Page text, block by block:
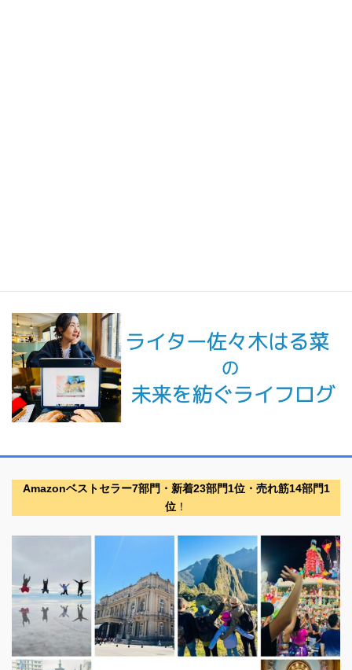
Amazonベストセラー7部門・新着23部門1位・売れ筋14部門1
位 ！